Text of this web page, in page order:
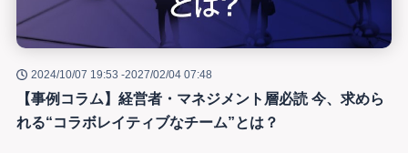
2024/10/07 19:53 -2027/02/04 07:48
【事例コラム】経営者・マネジメント層必読 今、求めら
れる“コラボレイティブなチーム”とは？